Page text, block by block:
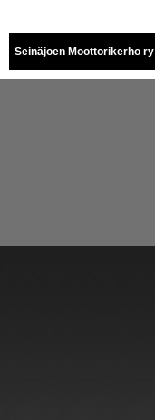
Seinäjoen Moottorikerho ry